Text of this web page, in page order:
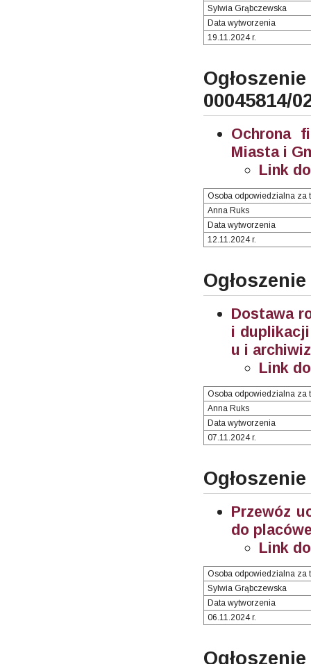
Sylwia Grąbczewska
Data wytworzenia
19.11.2024 r.
00045814/
Ochrona
Miasta i
Link
Osoba odpowiedzialna za
Anna Ruks
Data wytworzenia
12.11.2024 r.
Dostawa
i
u i
Link
Osoba odpowiedzialna za
Anna Ruks
Data wytworzenia
07.11.2024 r.
Przewóz
do
Link
Osoba odpowiedzialna za
Sylwia Grąbczewska
Data wytworzenia
06.11.2024 r.